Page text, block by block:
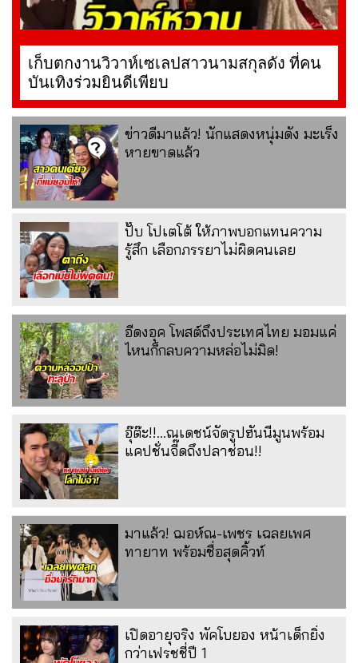
เก็บตกงานวิวาห์เซเลปสาวนามสกุลดัง ที่คน
บันเทิงร่วมยินดีเพียบ
ข่าวดีมาแล้ว! นักแสดงหนุ่มดัง มะเร็ง
หายขาดแล้ว
ปั๊บ โปเตโต้ ให้ภาพบอกแทนความ
รู้สึก เลือกภรรยาไม่ผิดคนเลย
อีดงอุค โพสต์ถึงประเทศไทย มอมแค่
ไหนก็กลบความหล่อไม่มิด!
อุ๊ต๊ะ!!...ณเดชน์จัดรูปฮันนีมูนพร้อม
แคปชั่นจี๊ดถึงปลาช่อน!!
มาแล้ว! ฌอห์ณ-เพชร เฉลยเพศ
ทายาท พร้อมชื่อสุดคิ้วท์
เปิดอายุจริง พัคโบยอง หน้าเด็กยิ่ง
กว่าเฟรชชี่ปี 1